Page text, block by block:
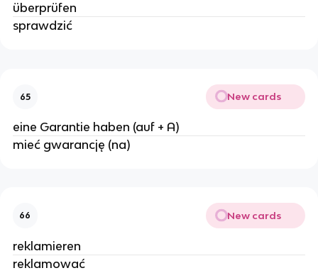
überprüfen
sprawdzić
65 New cards
eine Garantie haben (auf + A)
mieć gwarancję (na)
66 New cards
reklamieren
reklamować